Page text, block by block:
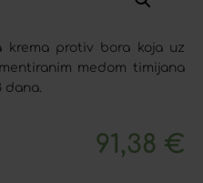
krema protiv bora koja uz
medom timijana
dana.
91,38 €